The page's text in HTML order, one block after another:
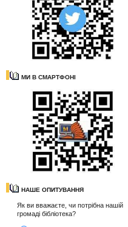
МИ В СМАРТФОНІ
НАШЕ ОПИТУВАННЯ
Як ви вважаєте, чи потрібна нашій
громаді бібліотека?